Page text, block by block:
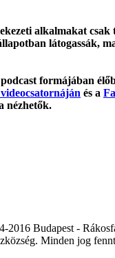
alkalmakat csak
látogassák,
formájában
és a
nézhetők.
2016 Budapest -
Minden jog